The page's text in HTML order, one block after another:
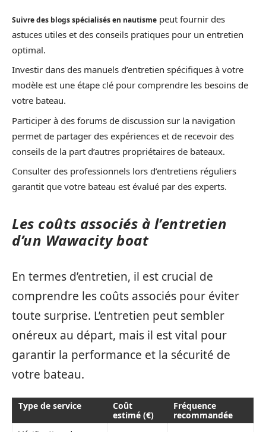
Suivre des blogs spécialisés en nautisme peut fournir des
astuces utiles et des conseils pratiques pour un entretien
optimal.
Investir dans des manuels d’entretien spécifiques à votre
modèle est une étape clé pour comprendre les besoins de
votre bateau.
Participer à des forums de discussion sur la navigation
permet de partager des expériences et de recevoir des
conseils de la part d’autres propriétaires de bateaux.
Consulter des professionnels lors d’entretiens réguliers
garantit que votre bateau est évalué par des experts.
Les coûts associés à l’entretien
d’un Wawacity boat
En termes d’entretien, il est crucial de
comprendre les coûts associés pour éviter
toute surprise. L’entretien peut sembler
onéreux au départ, mais il est vital pour
garantir la performance et la sécurité de
votre bateau.
Type de service
Coût
estimé (€)
Fréquence
recommandée